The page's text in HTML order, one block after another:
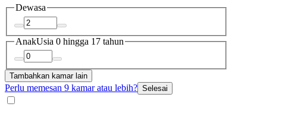
Dewasa
AnakUsia 0 hingga 17 tahun
Tambahkan kamar lain
Perlu memesan 9 kamar atau lebih? Selesai